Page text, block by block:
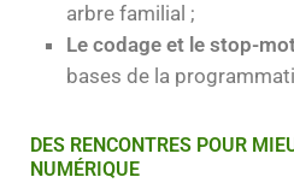
arbre familial ;
Le codage et le stop-
bases de la
DES RENCONTRES POUR
NUMÉRIQUE